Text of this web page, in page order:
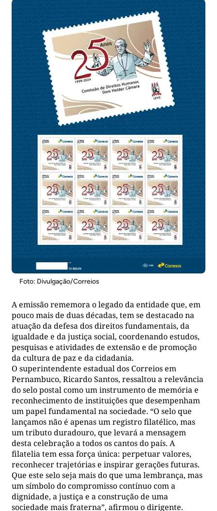
Foto: Divulgação/Correios
A emissão rememora o legado da entidade que, em
pouco mais de duas décadas, tem se destacado na
atuação da defesa dos direitos fundamentais, da
igualdade e da justiça social, coordenando estudos,
pesquisas e atividades de extensão e de promoção
da cultura de paz e da cidadania.
O superintendente estadual dos Correios em
Pernambuco, Ricardo Santos, ressaltou a relevância
do selo postal como um instrumento de memória e
reconhecimento de instituições que desempenham
um papel fundamental na sociedade. “O selo que
lançamos não é apenas um registro filatélico, mas
um tributo duradouro, que levará a mensagem
desta celebração a todos os cantos do país. A
filatelia tem essa força única: perpetuar valores,
reconhecer trajetórias e inspirar gerações futuras.
Que este selo seja mais do que uma lembrança, mas
um símbolo do compromisso contínuo com a
dignidade, a justiça e a construção de uma
sociedade mais fraterna”, afirmou o dirigente.